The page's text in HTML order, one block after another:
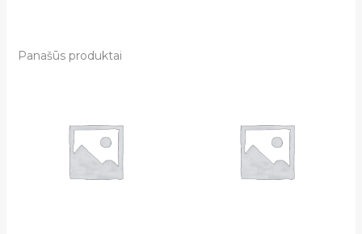
Panašūs produktai